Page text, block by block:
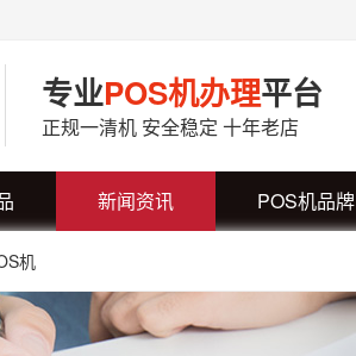
专业POS机办理平台
正规一清机 安全稳定 十年老店
新闻资讯 POS机品牌
机